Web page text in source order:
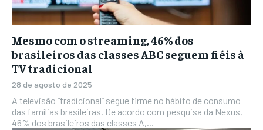
Mesmo com o streaming, 46% dos
brasileiros das classes ABC seguem fiéis à
TV tradicional
28 de agosto de 2025
A televisão “tradicional” segue firme no hábito de consumo
das famílias brasileiras. De acordo com pesquisa da Nexus,
46% dos brasileiros das classes A,...